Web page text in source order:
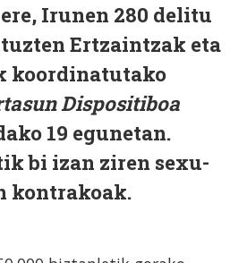
Irunen 280 delitu
Ertzaintzak eta
koordinatutako
Dispositiboa
19 egunetan.
bi izan ziren sexu-
kontrakoak.